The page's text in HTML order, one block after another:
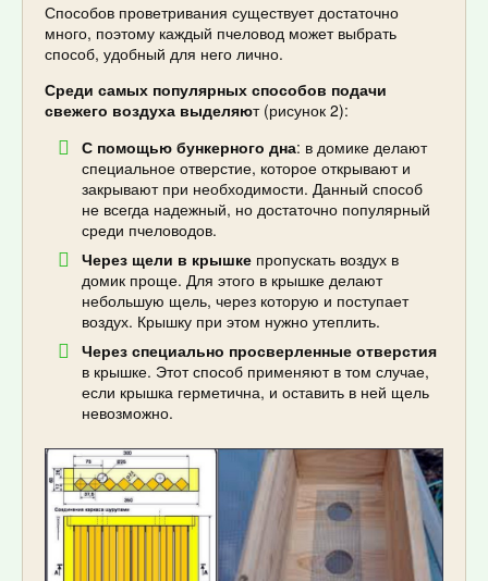
Способов проветривания существует достаточно
много, поэтому каждый пчеловод может выбрать
способ, удобный для него лично.
Среди самых популярных способов подачи
свежего воздуха выделяют (рисунок 2):
С помощью бункерного дна: в домике делают
специальное отверстие, которое открывают и
закрывают при необходимости. Данный способ
не всегда надежный, но достаточно популярный
среди пчеловодов.
Через щели в крышке пропускать воздух в
домик проще. Для этого в крышке делают
небольшую щель, через которую и поступает
воздух. Крышку при этом нужно утеплить.
Через специально просверленные отверстия
в крышке. Этот способ применяют в том случае,
если крышка герметична, и оставить в ней щель
невозможно.